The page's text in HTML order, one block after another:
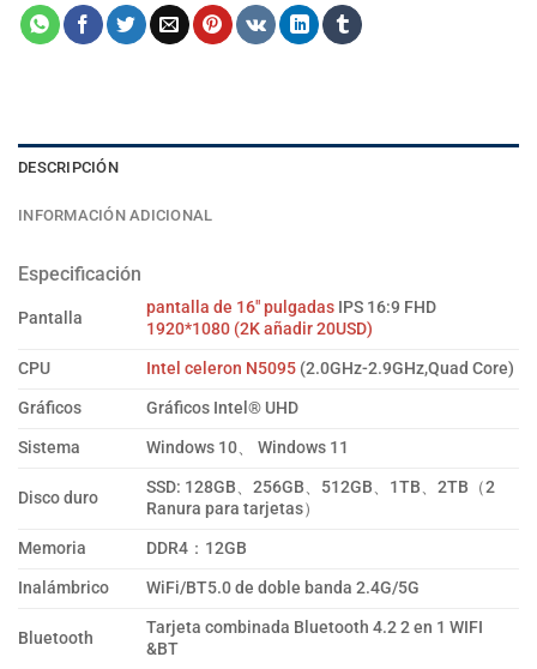
DESCRIPCIÓN
INFORMACIÓN ADICIONAL
Especificación
Pantalla
pantalla de 16″ pulgadas IPS 16:9 FHD
1920*1080 (2K añadir 20USD)
CPU
Intel celeron N5095 (2.0GHz-2.9GHz,Quad Core)
Gráficos
Gráficos Intel® UHD
Sistema
Windows 10、 Windows 11
Disco duro
SSD: 128GB、256GB、512GB、1TB、2TB（2
Ranura para tarjetas）
Memoria
DDR4：12GB
Inalámbrico
WiFi/BT5.0 de doble banda 2.4G/5G
Bluetooth
Tarjeta combinada Bluetooth 4.2 2 en 1 WIFI
&BT